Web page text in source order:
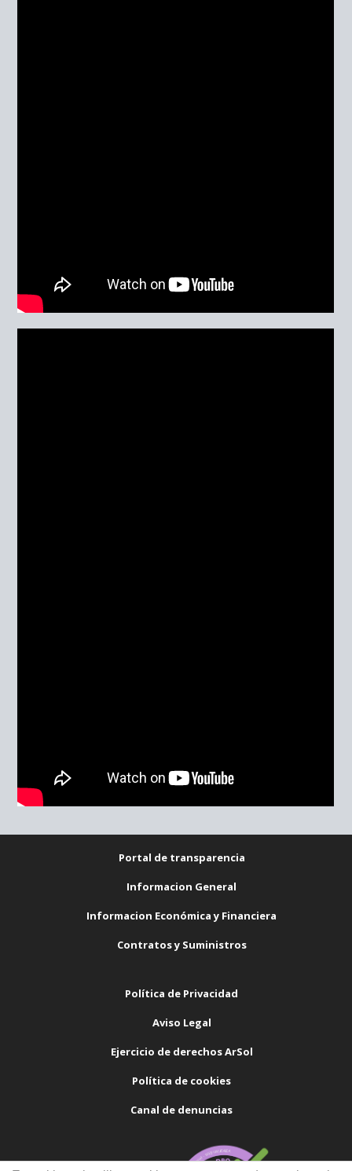
Portal de transparencia
Informacion General
Informacion Económica y Financiera
Contratos y Suministros
Política de Privacidad
Aviso Legal
Ejercicio de derechos ArSol
Política de cookies
Canal de denuncias